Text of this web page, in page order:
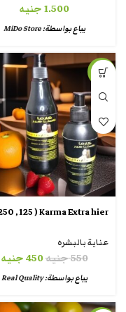
1.500جنيه
يباع بواسطة:MiDo Store
-18%
Karma Extra hier ( 250 , 125 مل )
عناية بالبشره
550جنيه450جنيه
يباع بواسطة:Real Quality